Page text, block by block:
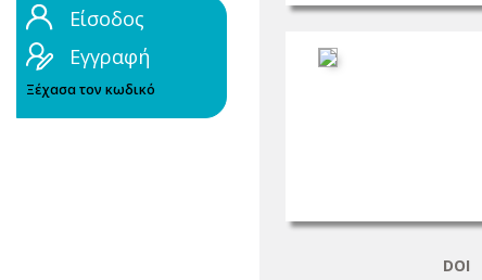
Είσοδος
Εγγραφή
Ξέχασα τον κωδικό
DOI